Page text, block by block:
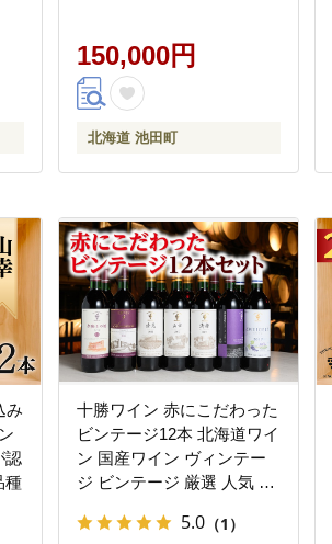
150,000円
北海道 池田町
み
認
種
十勝ワイン 赤にこだわった
ビンテージ12本 北海道ワイ
ン 国産ワイン ヴィンテー
ジ ビンテージ 厳選 人気 受
5.0 （1）